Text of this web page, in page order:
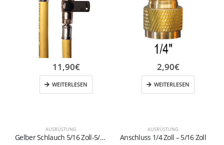
AUSRÜSTUNG
Gelber Schlauch 5/16 Zoll-5/16 Zoll
11,90€
WEITERLESEN
AUSRÜSTUNG
Anschluss 1/4 Zoll – 5/16 Zoll
2,90€
WEITERLESEN